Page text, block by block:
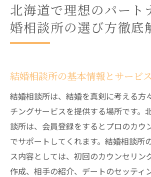
結婚相談所の選び方で注意
結婚相談所を利用して北海道で運
叶える方法
プロフィール作成のポイント
初対面での印象を良くするコ
デートプランの立て方とア
コミュニケーションを円滑
結婚相談所を利用する際の心
結婚相談所の選び方北海道内で
北海道で理想のパート
婚相談所の選び方徹底
結婚相談所の基本情報とサービ
結婚相談所は、結婚を真剣に考える方
チングサービスを提供する場所です。
談所は、会員登録をするとプロのカウ
でサポートしてくれます。結婚相談所
ス内容としては、初回のカウンセリン
作成、相手の紹介、デートのセッティ